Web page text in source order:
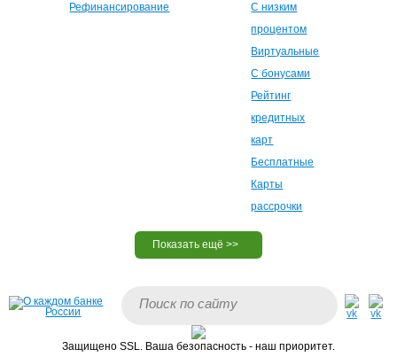
Рефинансирование
С низким
процентом
Виртуальные
С бонусами
Рейтинг
кредитных
карт
Бесплатные
Карты
рассрочки
Защищено SSL. Ваша безопасность - наш приоритет.